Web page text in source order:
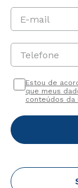
E-mail
Telefone
Estou de
que meus
conteúdos da